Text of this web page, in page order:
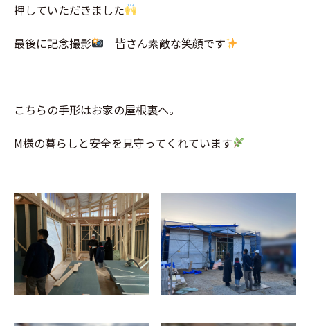
押していただきました
最後に記念撮影
皆さん素敵な笑顔です
こちらの手形はお家の屋根裏へ。
M様の暮らしと安全を見守ってくれています